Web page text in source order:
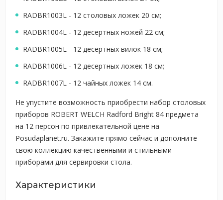
RADBR1003L - 12 столовых ложек 20 см;
RADBR1004L - 12 десертных ножей 22 см;
RADBR1005L - 12 десертных вилок 18 см;
RADBR1006L - 12 десертных ложек 18 см;
RADBR1007L - 12 чайных ложек 14 см.
Не упустите возможность приобрести набор столовых
приборов ROBERT WELCH Radford Bright 84 предмета
на 12 персон по привлекательной цене на
Posudaplanet.ru. Закажите прямо сейчас и дополните
свою коллекцию качественными и стильными
приборами для сервировки стола.
Характеристики